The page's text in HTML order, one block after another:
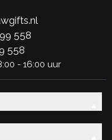
558
558
- 16:00 uur